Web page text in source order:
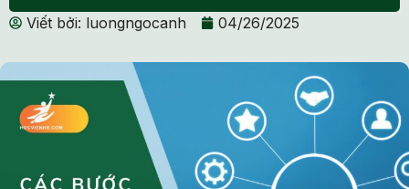
Viết bởi: luongngocanh 04/26/2025